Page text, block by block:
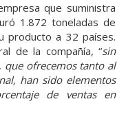
que suministra
1.872 toneladas de
producto a 32 países.
de la compañía, “sin
que ofrecemos tanto al
han sido elementos
de ventas en